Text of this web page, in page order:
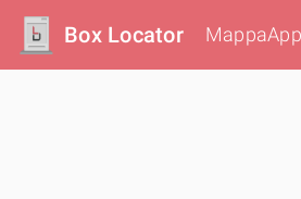
Box Locator MappaApp